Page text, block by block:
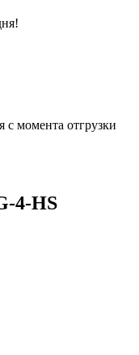
с момента отгрузки
4-HS